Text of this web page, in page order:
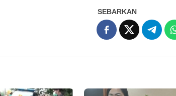
SEBARKAN